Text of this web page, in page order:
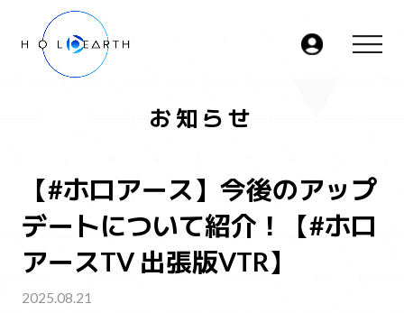
ホロアースとは
- キャラクター
- エリア
マーケットプレイス
お知らせ
【#ホロアース】今後のアップ
デートについて紹介！【#ホロ
アースTV 出張版VTR】
2025.08.21